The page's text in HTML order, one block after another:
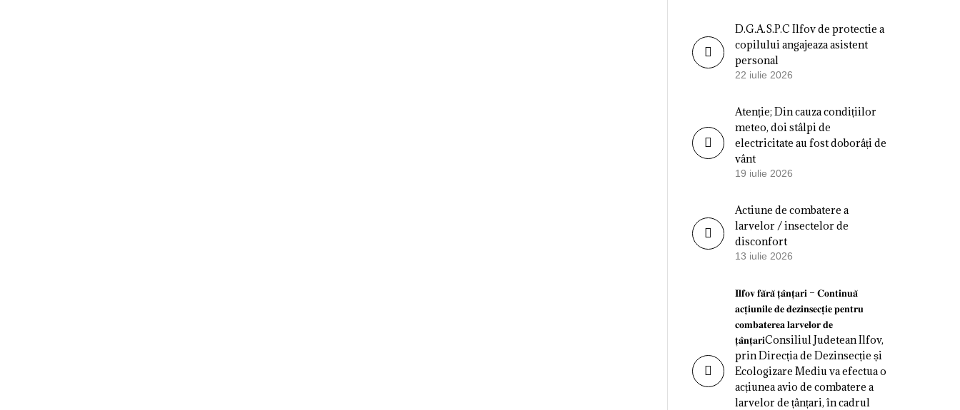
D.G.A.S.P.C Ilfov de protectie a
copilului angajeaza asistent
personal
22 iulie 2026
Atenție; Din cauza condițiilor
meteo, doi stâlpi de
electricitate au fost doborâți de
vânt
19 iulie 2026
Actiune de combatere a
larvelor / insectelor de
disconfort
13 iulie 2026
𝐈𝐥𝐟𝐨𝐯 𝐟𝐚̆𝐫𝐚̆ 𝐭̦𝐚̂𝐧𝐭̦𝐚𝐫𝐢 – 𝐂𝐨𝐧𝐭𝐢𝐧𝐮𝐚̆
𝐚𝐜𝐭̦𝐢𝐮𝐧𝐢𝐥𝐞 𝐝𝐞 𝐝𝐞𝐳𝐢𝐧𝐬𝐞𝐜𝐭̦𝐢𝐞 𝐩𝐞𝐧𝐭𝐫𝐮
𝐜𝐨𝐦𝐛𝐚𝐭𝐞𝐫𝐞𝐚 𝐥𝐚𝐫𝐯𝐞𝐥𝐨𝐫 𝐝𝐞
𝐭̦𝐚̂𝐧𝐭̦𝐚𝐫𝐢Consiliul Judetean Ilfov,
prin Direcția de Dezinsecție și
Ecologizare Mediu va efectua o
acțiunea avio de combatere a
larvelor de țânțari, în cadrul